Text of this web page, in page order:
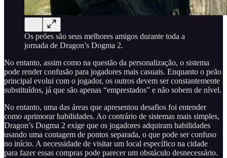
Os peões são seus melhores amigos durante toda a
jornada de Dragon’s Dogma 2.
No entanto, assim como na questão da personalização, o sistema
pode render confusão para jogadores mais casuais. Enquanto o peão
principal evolui com o jogador, os outros devem ser constantemente
substituídos, já que são apenas “emprestados” e não sobem de nível.
No entanto, uma das áreas que apresentou desafios foi entender
como aprimorar habilidades. Ao contrário de sistemas mais simples,
Dragon’s Dogma 2 exige que os jogadores adquiram habilidades
usando uma contagem de pontos separada, o que pode ser confuso
no início. A necessidade de visitar um local específico na cidade
para fazer essas compras pode parecer um obstáculo desnecessário.